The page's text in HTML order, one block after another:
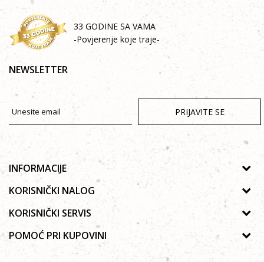
33 GODINE SA VAMA
-Povjerenje koje traje-
NEWSLETTER
PRIJAVITE SE
INFORMACIJE
O nama
Galerija
Saradnja
KORISNIČKI NALOG
Uputstvo za registraciju
Zaboravljena lozinka
Poručivanje
KORISNIČKI SERVIS
Politika privatnosti
Autorska prava
POMOĆ PRI KUPOVINI
Kako kupiti online?